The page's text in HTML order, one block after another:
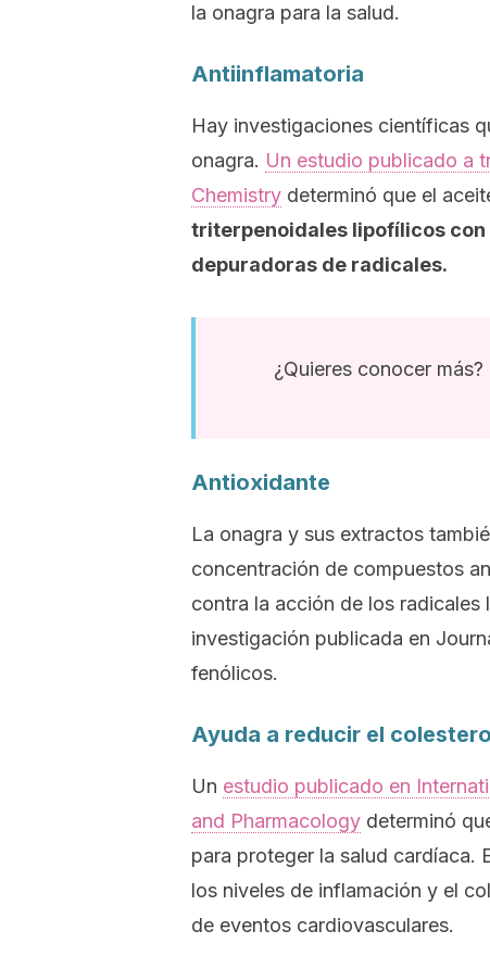
la onagra para la salud.
Antiinflamatoria
Hay investigaciones científicas
onagra. Un estudio publicado a
Chemistry determinó que el
triterpenoidales lipofílicos
depuradoras de radicales.
¿Quieres conocer
Antioxidante
La onagra y sus extractos
concentración de compuestos
contra la acción de los radicales
investigación publicada en
fenólicos.
Ayuda a reducir el
Un estudio publicado en
and Pharmacology determinó
para proteger la salud cardíaca.
los niveles de inflamación y el
de eventos cardiovasculares.